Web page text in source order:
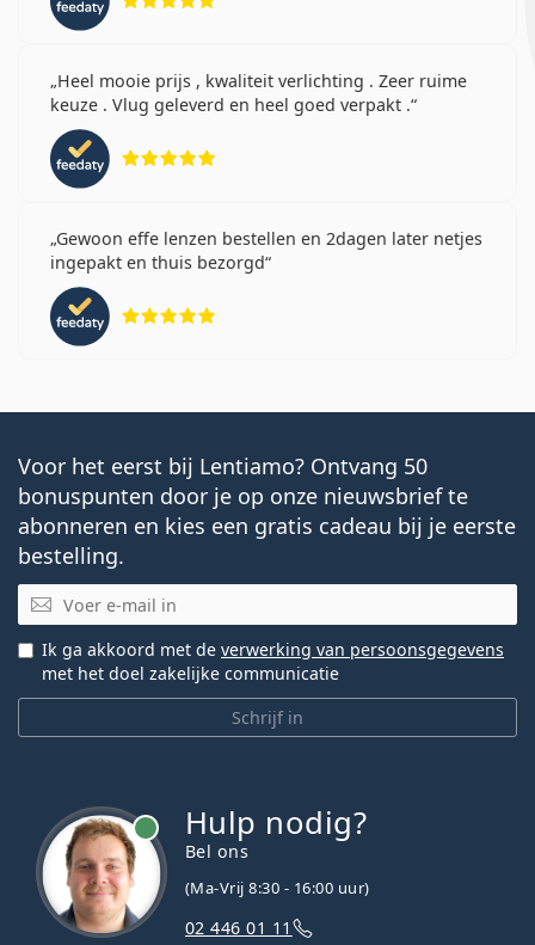
Heel mooie prijs , kwaliteit verlichting . Zeer ruime
keuze . Vlug geleverd en heel goed verpakt .
Gewoon effe lenzen bestellen en 2dagen later netjes
ingepakt en thuis bezorgd
Voor het eerst bij Lentiamo? Ontvang 50
bonuspunten door je op onze nieuwsbrief te
abonneren en kies een gratis cadeau bij je eerste
bestelling.
E-mail
Schrijf in
Ik ga akkoord met de verwerking van persoonsgegevens
met het doel zakelijke communicatie
Hulp nodig?
Bel ons
(Ma-Vrij 8:30 - 16:00 uur)
02 446 01 11